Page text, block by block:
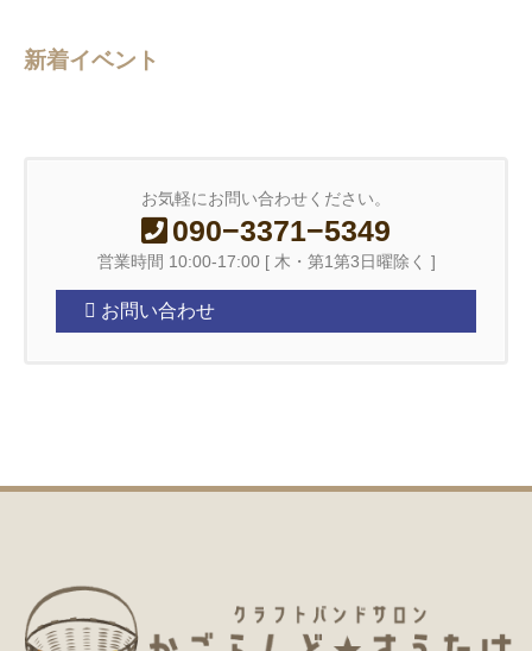
新着イベント
お気軽にお問い合わせください。
090−3371−5349
営業時間 10:00-17:00 [ 木・第1第3日曜除く ]
お問い合わせ